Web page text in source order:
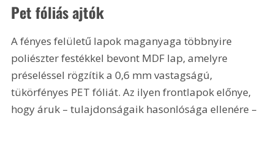
Pet fóliás ajtók
A fényes felületű lapok maganyaga többnyire
poliészter festékkel bevont MDF lap, amelyre
préseléssel rögzítik a 0,6 mm vastagságú,
tükörfényes PET fóliát. Az ilyen frontlapok előnye,
hogy áruk – tulajdonságaik hasonlósága ellenére –